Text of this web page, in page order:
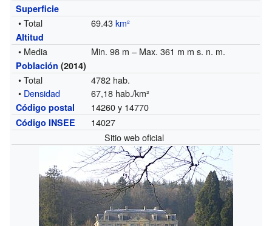
Superficie
• Total 69.43km²
Altitud
• Media Min. 98 m – Max. 361 m m s. n. m.
Población (2014)
• Total
4782 hab.
• Densidad 67,18 hab./km²
Código postal 14260 y 14770
Código INSEE
14027
Sitio web oficial